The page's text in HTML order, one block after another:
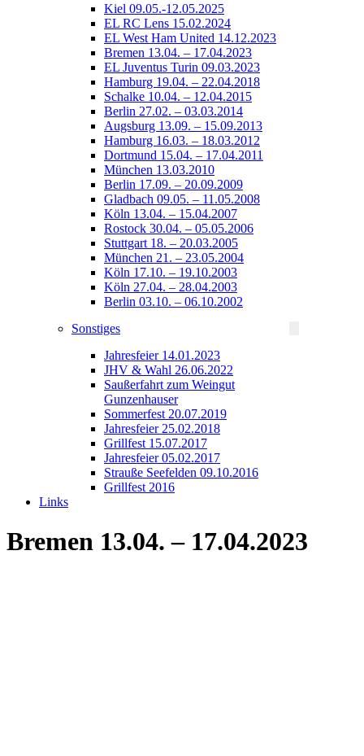
Kiel 09.05.-12.05.2025
EL RC Lens 15.02.2024
EL West Ham United 14.12.2023
Bremen 13.04. – 17.04.2023
EL Juventus Turin 09.03.2023
Hamburg 19.04. – 22.04.2018
Schalke 10.04. – 12.04.2015
Berlin 27.02. – 03.03.2014
Augsburg 13.09. – 15.09.2013
Hamburg 16.03. – 18.03.2012
Dortmund 15.04. – 17.04.2011
München 13.03.2010
Berlin 17.09. – 20.09.2009
Gladbach 09.05. – 11.05.2008
Köln 13.04. – 15.04.2007
Rostock 30.04. – 05.05.2006
Stuttgart 18. – 20.03.2005
München 21. – 23.05.2004
Köln 17.10. – 19.10.2003
Köln 27.04. – 28.04.2003
Berlin 03.10. – 06.10.2002
Sonstiges
Jahresfeier 14.01.2023
JHV & Wahl 26.06.2022
Saußerfahrt zum Weingut
Gunzenhauser
Sommerfest 20.07.2019
Jahresfeier 25.02.2018
Grillfest 15.07.2017
Jahresfeier 05.02.2017
Strauße Seefelden 09.10.2016
Grillfest 2016
Links
Bremen 13.04. – 17.04.2023